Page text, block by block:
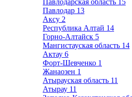
Павлодарская область 15
Павлодар 13
Аксу 2
Республика Алтай 14
Горно-Алтайск 5
Мангистауская область 14
Актау 6
Форт-Шевченко 1
Жанаозен 1
Атырауская область 11
Атырау 11